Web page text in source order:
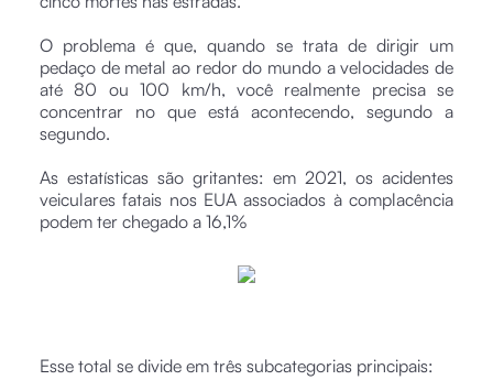
O problema é que, quando se trata de dirigir um
pedaço de metal ao redor do mundo a velocidades de
até 80 ou 100 km/h, você realmente precisa se
concentrar no que está acontecendo, segundo a
segundo.
As estatísticas são gritantes: em 2021, os acidentes
veiculares fatais nos EUA associados à complacência
podem ter chegado a 16,1%
Esse total se divide em três subcategorias principais: